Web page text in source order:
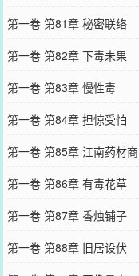
第一卷 第81章 秘密联络
第一卷 第82章 下毒未果
第一卷 第83章 慢性毒
第一卷 第84章 担惊受怕
第一卷 第85章 江南药材商
第一卷 第86章 有毒花草
第一卷 第87章 香烛铺子
第一卷 第88章 旧居设伏